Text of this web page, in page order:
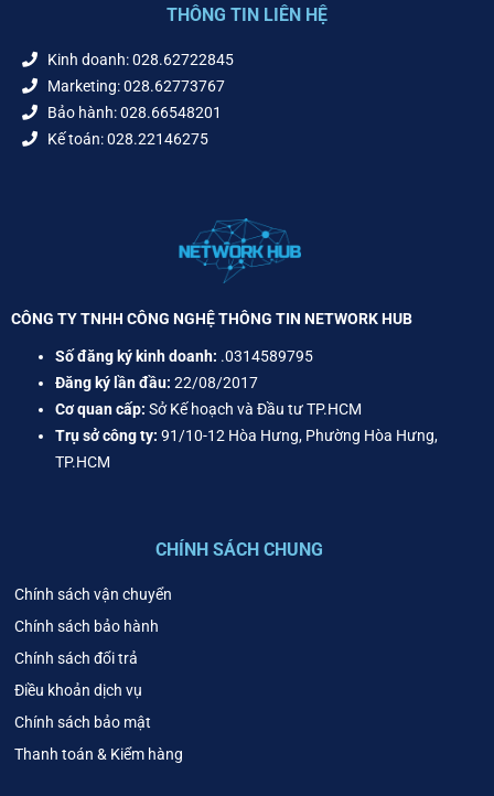
THÔNG TIN LIÊN HỆ
Kinh doanh: 028.62722845
Marketing: 028.62773767
Bảo hành: 028.66548201
Kế toán: 028.22146275
CÔNG TY TNHH CÔNG NGHỆ THÔNG TIN NETWORK HUB
Số đăng ký kinh doanh: .0314589795
Đăng ký lần đầu: 22/08/2017
Cơ quan cấp: Sở Kế hoạch và Đầu tư TP.HCM
Trụ sở công ty: 91/10-12 Hòa Hưng, Phường Hòa Hưng,
TP.HCM
CHÍNH SÁCH CHUNG
Chính sách vận chuyển
Chính sách bảo hành
Chính sách đổi trả
Điều khoản dịch vụ
Chính sách bảo mật
Thanh toán & Kiểm hàng